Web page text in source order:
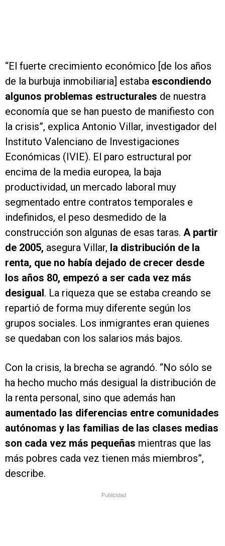
“El fuerte crecimiento económico [de los años
de la burbuja inmobiliaria] estaba escondiendo
algunos problemas estructurales de nuestra
economía que se han puesto de manifiesto con
la crisis”, explica Antonio Villar, investigador del
Instituto Valenciano de Investigaciones
Económicas (IVIE). El paro estructural por
encima de la media europea, la baja
productividad, un mercado laboral muy
segmentado entre contratos temporales e
indefinidos, el peso desmedido de la
construcción son algunas de esas taras. A partir
de 2005, asegura Villar, la distribución de la
renta, que no había dejado de crecer desde
los años 80, empezó a ser cada vez más
desigual. La riqueza que se estaba creando se
repartió de forma muy diferente según los
grupos sociales. Los inmigrantes eran quienes
se quedaban con los salarios más bajos.
Con la crisis, la brecha se agrandó. “No sólo se
ha hecho mucho más desigual la distribución de
la renta personal, sino que además han
aumentado las diferencias entre comunidades
autónomas y las familias de las clases medias
son cada vez más pequeñas mientras que las
más pobres cada vez tienen más miembros”,
describe.
Publicidad